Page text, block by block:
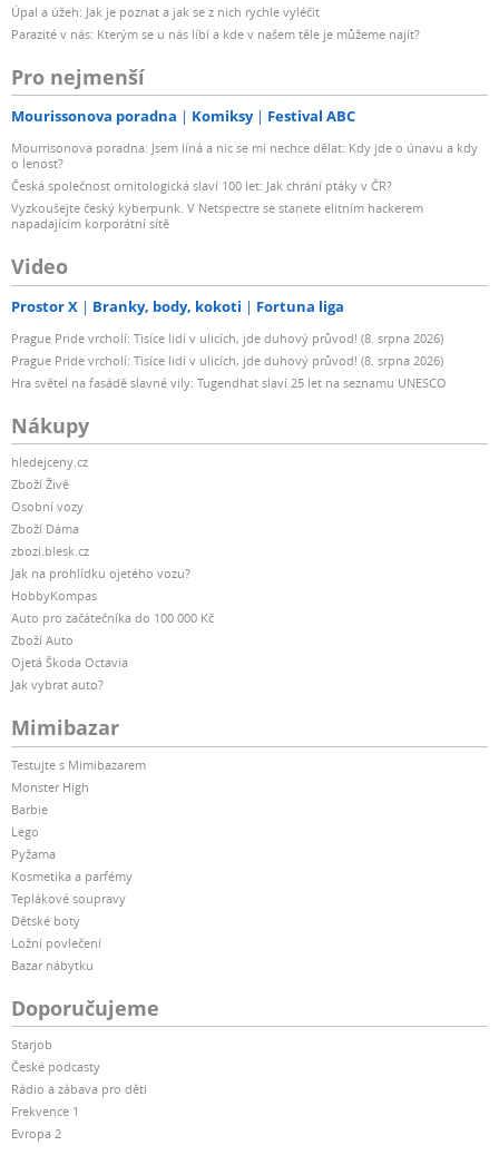
Úpal a úžeh: Jak je poznat a jak se z nich rychle vyléčit
Parazité v nás: Kterým se u nás líbí a kde v našem těle je můžeme najít?
Pro nejmenší
Mourissonova poradna Komiksy Festival ABC
Mourrisonova poradna: Jsem líná a nic se mi nechce dělat: Kdy jde o únavu a kdy
o lenost?
Česká společnost ornitologická slaví 100 let: Jak chrání ptáky v ČR?
Vyzkoušejte český kyberpunk. V Netspectre se stanete elitním hackerem
napadajícím korporátní sítě
Video
Prostor X Branky, body, kokoti Fortuna liga
Prague Pride vrcholí: Tisíce lidí v ulicích, jde duhový průvod! (8. srpna 2026)
Prague Pride vrcholí: Tisíce lidí v ulicích, jde duhový průvod! (8. srpna 2026)
Hra světel na fasádě slavné vily: Tugendhat slaví 25 let na seznamu UNESCO
Nákupy
hledejceny.cz
Zboží Živě
Osobní vozy
Zboží Dáma
zbozi.blesk.cz
Jak na prohlídku ojetého vozu?
HobbyKompas
Auto pro začátečníka do 100 000 Kč
Zboží Auto
Ojetá Škoda Octavia
Jak vybrat auto?
Mimibazar
Testujte s Mimibazarem
Monster High
Barbie
Lego
Pyžama
Kosmetika a parfémy
Teplákové soupravy
Dětské boty
Ložní povlečení
Bazar nábytku
Doporučujeme
Starjob
České podcasty
Rádio a zábava pro děti
Frekvence 1
Evropa 2